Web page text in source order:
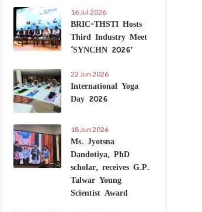
16 Jul 2026
BRIC-THSTI Hosts
Third Industry Meet
‘SYNCHN 2026’
22 Jun 2026
International Yoga
Day 2026
18 Jun 2026
Ms. Jyotsna
Dandotiya, PhD
scholar, receives G.P.
Talwar Young
Scientist Award